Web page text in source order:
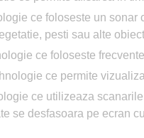
ce foloseste un sonar
pesti sau alte
ce foloseste
ce permite
ce utilizeaza
se desfasoara pe ecran